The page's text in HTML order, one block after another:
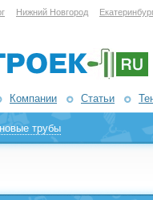
Нижний Новгород
Компании Статьи
трубы